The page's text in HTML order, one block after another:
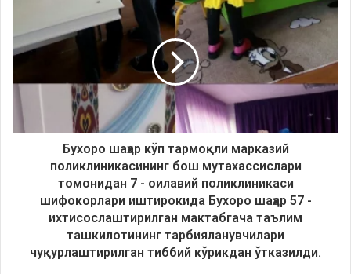
Бухоро шаҳар кўп тармоқли марказий
поликлиникасининг бош мутахассислари
томонидан 7 - оилавий поликлиникаси
шифокорлари иштирокида Бухоро шаҳар 57 -
ихтисослаштирилган мактабгача таълим
ташкилотининг тарбияланувчилари
чуқурлаштирилган тиббий кўрикдан ўтказилди.